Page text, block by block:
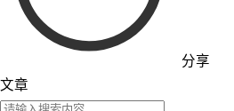
分享
文章